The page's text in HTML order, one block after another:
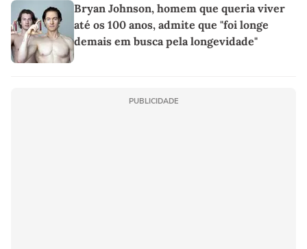
Bryan Johnson, homem que queria viver
até os 100 anos, admite que "foi longe
demais em busca pela longevidade"
PUBLICIDADE